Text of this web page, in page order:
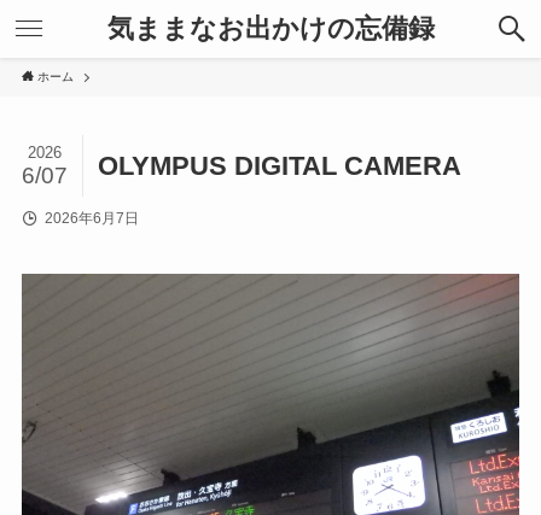
気ままなお出かけの忘備録
ホーム
OLYMPUS DIGITAL CAMERA
2026
6/07
2026年6月7日